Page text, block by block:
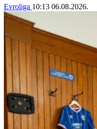
Evroliga 10:13 06.08.2026.